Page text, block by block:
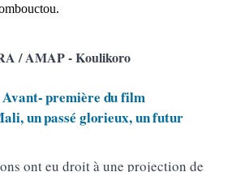
/ AMAP - Koulikoro
première du film
un passé glorieux, un futur
ont eu droit à une projection de